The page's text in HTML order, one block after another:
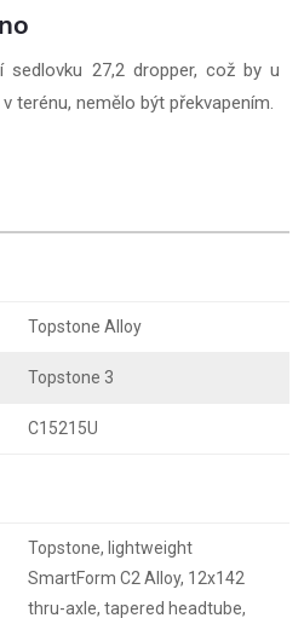
sedlovku 27,2 dropper, což by u
terénu, nemělo být překvapením.
Topstone Alloy
Topstone 3
C15215U
Topstone, lightweight
SmartForm C2 Alloy, 12x142
thru-axle, tapered headtube,